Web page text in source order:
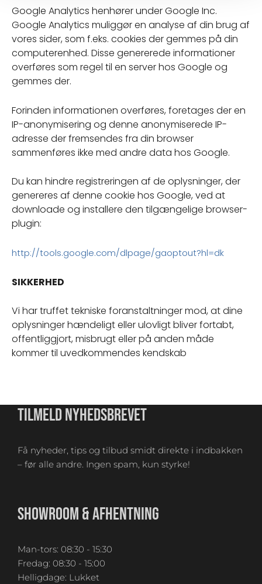
Google Analytics henhører under Google Inc.
Google Analytics muliggør en analyse af din brug af
vores sider, som f.eks. cookies der gemmes på din
computerenhed. Disse genererede informationer
overføres som regel til en server hos Google og
gemmes der.
Forinden informationen overføres, foretages der en
IP-anonymisering og denne anonymiserede IP-
adresse der fremsendes fra din browser
sammenføres ikke med andre data hos Google.
Du kan hindre registreringen af de oplysninger, der
genereres af denne cookie hos Google, ved at
downloade og installere den tilgængelige browser-
plugin:
http://tools.google.com/dlpage/gaoptout?hl=dk
SIKKERHED
Vi har truffet tekniske foranstaltninger mod, at dine
oplysninger hændeligt eller ulovligt bliver fortabt,
offentliggjort, misbrugt eller på anden måde
kommer til uvedkommendes kendskab
TILMELD NYHEDSBREVET
Få nyheder, tips og tilbud smidt direkte i indbakken
– før alle andre. Ingen spam, kun styrke!
SHOWROOM & AFHENTNING
Man-tors: 08:30 - 15:30
Fredag: 08:30 - 15:00
Helligdage: Lukket